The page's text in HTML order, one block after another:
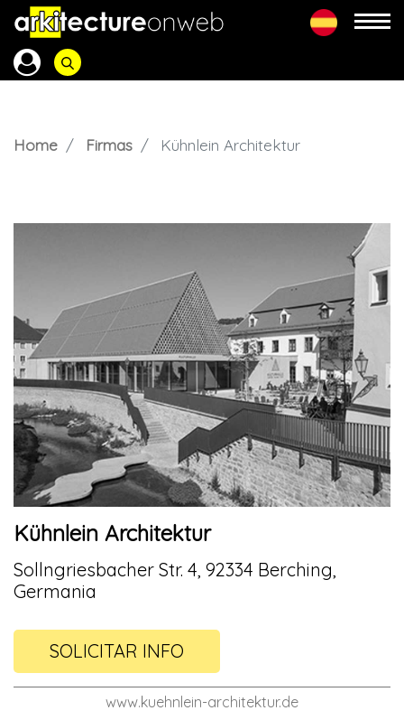
Home Firmas Kühnlein Architektur
Kühnlein Architektur
Sollngriesbacher Str. 4, 92334 Berching,
Germania
SOLICITAR INFO
www.kuehnlein-architektur.de